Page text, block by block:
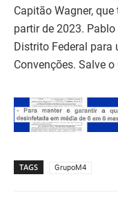
Capitão Wagner,
partir de 2023.
Distrito Federal para
Convenções. Salve
TAGS GrupoM4